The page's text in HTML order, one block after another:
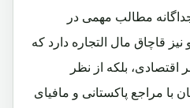
مطالب مهمی در
قاچاق مال التجاره دارد که
اقتصادی، بلکه از نظر
با مراجع پاکستانی و مافیای